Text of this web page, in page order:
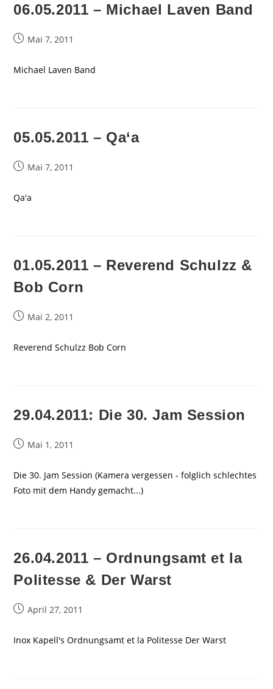
06.05.2011 – Michael Laven Band
BeitragMai 7, 2011
Michael Laven Band
05.05.2011 – Qa‘a
BeitragMai 7, 2011
Qa'a
01.05.2011 – Reverend Schulzz &
Bob Corn
BeitragMai 2, 2011
Reverend Schulzz Bob Corn
29.04.2011: Die 30. Jam Session
BeitragMai 1, 2011
Die 30. Jam Session (Kamera vergessen - folglich schlechtes
Foto mit dem Handy gemacht...)
26.04.2011 – Ordnungsamt et la
Politesse & Der Warst
BeitragApril 27, 2011
Inox Kapell's Ordnungsamt et la Politesse Der Warst